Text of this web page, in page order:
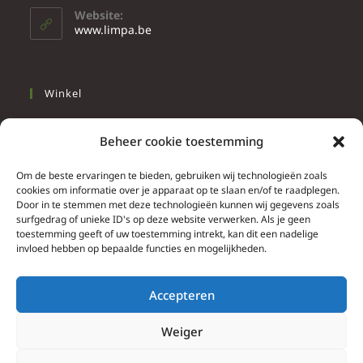
Beheer cookie toestemming
Om de beste ervaringen te bieden, gebruiken wij technologieën zoals
cookies om informatie over je apparaat op te slaan en/of te raadplegen.
Door in te stemmen met deze technologieën kunnen wij gegevens zoals
surfgedrag of unieke ID's op deze website verwerken. Als je geen
toestemming geeft of uw toestemming intrekt, kan dit een nadelige
invloed hebben op bepaalde functies en mogelijkheden.
Accepteren
Weiger
Website:
www.limpa.be
Winkel
Wonen
Info
Contacteer ons